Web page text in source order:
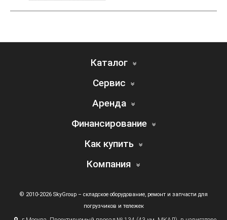
Каталог
Сервис
Аренда
Финансирование
Как купить
Компания
© 2010-2026 SkyGroup – складское оборудование, ремонт и запчасти для
погрузчиков и тележек